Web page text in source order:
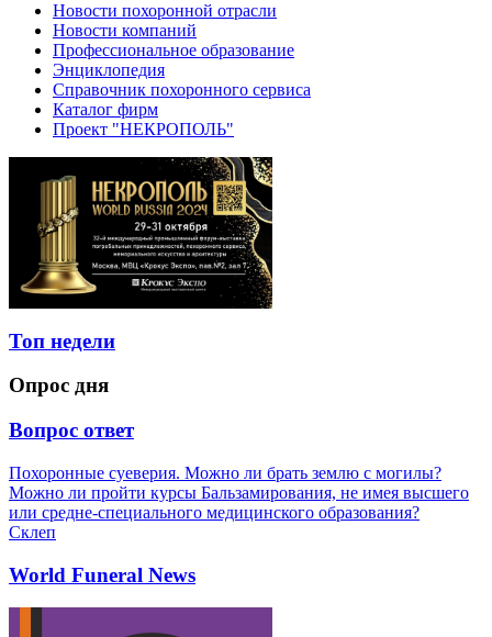
Новости похоронной отрасли
Новости компаний
Профессиональное образование
Энциклопедия
Справочник похоронного сервиса
Каталог фирм
Проект "НЕКРОПОЛЬ"
Топ недели
Опрос дня
Вопрос ответ
Похоронные суеверия. Можно ли брать землю с могилы?
Можно ли пройти курсы Бальзамирования, не имея высшего
или средне-специального медицинского образования?
Склеп
World Funeral News